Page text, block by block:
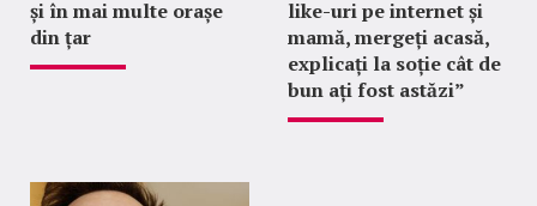
și în mai multe orașe
din țar
like-uri pe internet și
mamă, mergeți acasă,
explicați la soție cât de
bun ați fost astăzi”